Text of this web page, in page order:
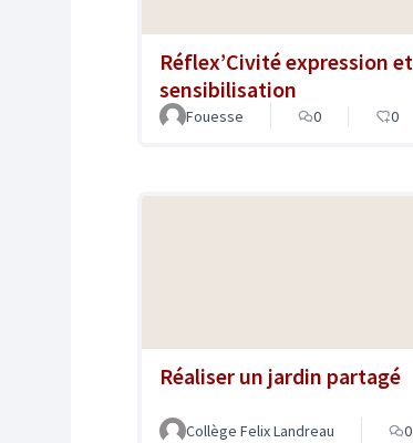
Réflex’Civité expression et
sensibilisation
Fouesse 0 0
Réaliser un jardin partagé
Collège Felix Landreau 0